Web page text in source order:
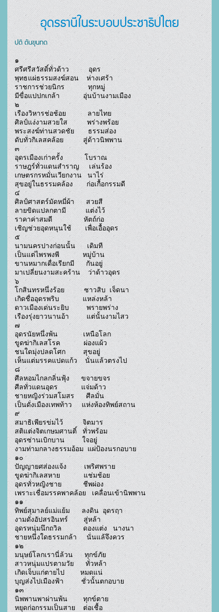
อุดรธานีในระบอบประชาธิปไตย
ปติ ตันขุนทด
๑
ศรีศรีสวัสดิ์ทั่วด้าว          อุดร
พุทธแผ่ธรรมสงฆ์สอน    ห่างเศร้า
ราชการช่วยนิกร            ทุกหมู่
มีขื่อแปปกเกล้า            อุ่นบ้านงามเมือง
๒
เรืองวิหารช่อช้อย           ลายไทย
ศิลป์แง่งามสวยใส          พร่างพร้อย
พระสงฆ์ท่านสวดชัย       ธรรมส่อง
ดับทั่วกิเลสคล้อย          สู่ด้าวนิพพาน
๓
อุดรเมืองเก่าครั้ง           โบราณ
ราษฎร์ทั่วแดนสำราญ     เล่นร้อง
เกษตรกรหมั่นเวียกงาน   นาไร่
สุขอยู่ในธรรมคล้อง       ก่อเกื้อกรรมดี
๔
ศิลป์ศาสตร์มัดหมี่ผ้า      สวยสี
ลายขิดแปลกตามี          แต่งไว้
ราคาค่าสมดี                หัตถ์ก่อ
เชิญช่วยอุดหนุนใช้       เพื่อเอื้ออุดร
๕
นามนครปางก่อนนั้น      เดิมที
เป็นแต่ไพรพงพี            หมู่บ้าน
ขานหมากเดื่อเรียกมี      กันอยู่
มาเปลี่ยนงามสะคร้าน    ว่าด้าวอุดร
๖
โกสินทรหนึ่งร้อย          ซาวสิบ  เจ็ดนา
เกิดชื่ออุดรพริบ            แหล่งหล้า
ดาวเมืองเด่นระยิบ         พรายพร่าง
เรืองรุ่งยาวนานอ้า         แต่นั้นงามไสว
๗
อุดรนัยหนึ่งพ้น             เหนือโลก
ขูดฆ่ากิเลสโรค            ผ่องแผ้ว
ชนใดมุ่งปลดโศก         สุขอยู่
เห็นแต่มรรคแปดแก้ว    นั่นแล้วตรงไป
๘
ศีลหอมไกลกลิ่นฟุ้ง      ขจายขจร
ศีลทั่วแดนอุดร            แจ่มด้าว
ชายหญิงร่วมสโมสร      ศีลมั่น
เป็นดั่งเมืองเทพท้าว     แห่งห้องทิพย์สถาน
๙
สมาธิเพียรข่มไว้          จิตมาร
สติแต่งจิตเกษมศานติ์   ทั่วพร้อม
อุดรซ่านเบิกบาน         ใจอยู่
งามท่ามกลางธรรมอ้อม  แผ่ป้องนรกอบาย
๑๐
ปัญญายศส่องแจ้ง         เพริศพราย
ขูดฆ่ากิเลสหาย            แช่มช้อย
อุดรทั่วหญิงชาย           ชีพผ่อง
เพราะเชื่อมรรคพาคล้อย   เคลื่อนเข้านิพพาน
๑๑
ทิพย์สุมาลย์แม่แย้ม      ลงดิน  อุดรฤา
งามดั่งอัปสรอินทร์        สู่หล้า
อุดรหนุ่มนึกถวิล           ดองแต่ง   นางนา
ชายหนึ่งใดธรรมกล้า     นั่นแล้จึงควร
๑๒
มนุษย์โลกเรานี่ล้วน      ทุกข์ภัย
สาวหนุ่มแปรตามวัย      ทั่วหล้า
เกิดเจ็บแก่ตายไป        หมดแน่
บุญส่งไปเมืองฟ้า         ชั่วนั้นตกอบาย
๑๓
นิพพานพาผ่านพ้น        ทุกข์ตาย
หยุดก่อกรรมเป็นสาย    ต่อเชื้อ